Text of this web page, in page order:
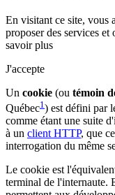
En visitant ce site, vous
proposer des services et
savoir plus
J'accepte
Un cookie (ou témoin
Québec1 ) est défini par
comme étant une suite
à un client HTTP, que
interrogation du même
Le cookie est
terminal de l'internaute.